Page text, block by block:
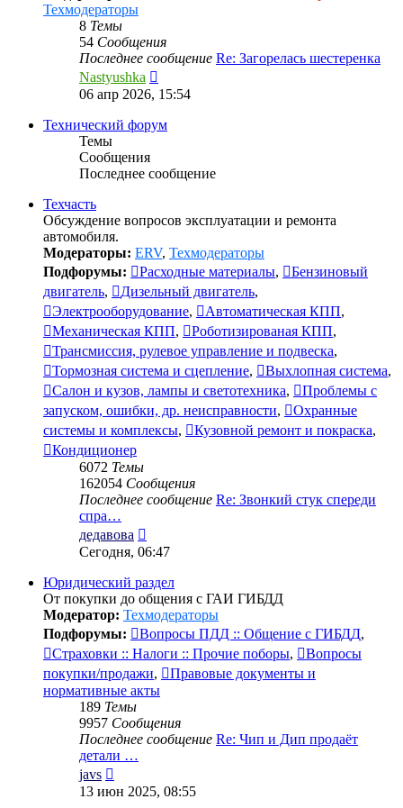
Техмодераторы
8 Темы
54 Сообщения
Последнее сообщение Re: Загорелась шестеренка
Nastyushka
к
сообщению
06 апр 2026, 15:54
Технический форум
Темы
Сообщения
Последнее сообщение
Техчасть
Обсуждение вопросов эксплуатации и ремонта
автомобиля.
Модераторы: ERV, Техмодераторы
Подфорумы:
Расходные материалы,
Бензиновый
двигатель, Дизельный двигатель,
Электрооборудование, Автоматическая КПП,
Механическая КПП, Роботизированая КПП,
Трансмиссия, рулевое управление и подвеска,
Тормозная система и сцепление, Выхлопная система,
Салон и кузов, лампы и светотехника,
Проблемы с
запуском, ошибки, др. неисправности,
Охранные
системы и комплексы, Кузовной ремонт и покраска,
Кондиционер
6072 Темы
162054 Сообщения
Последнее сообщение Re: Звонкий стук спереди
спра…
дедавова
к
сообщению
Сегодня, 06:47
Юридический раздел
От покупки до общения с ГАИ ГИБДД
Модератор: Техмодераторы
Подфорумы:
Вопросы ПДД :: Общение с ГИБДД,
Страховки :: Налоги :: Прочие поборы,
Вопросы
покупки/продажи,
Правовые документы и
нормативные акты
189 Темы
9957 Сообщения
Последнее сообщение Re: Чип и Дип продаёт
детали …
javs
к
13 июн 2025, 08:55